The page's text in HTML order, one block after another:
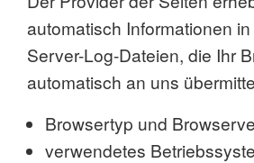
automatisch Informationen
Server-Log-Dateien, die Ihr
automatisch an uns
Browsertyp und
verwendetes